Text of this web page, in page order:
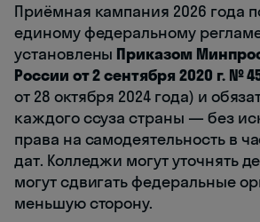
Приёмная кампания 2026 года
единому федеральному
установлены Приказом
России от 2 сентября 2020 г. №
от 28 октября 2024 года) и
каждого ссуза страны — без
права на самодеятельность в
дат. Колледжи могут уточнять
могут сдвигать федеральные
меньшую сторону.